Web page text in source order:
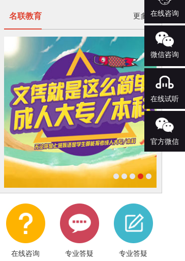
名联教育 更多>
在线咨询 专业答疑 专业答疑
在线咨询
微信咨询
在线试听
官方微信